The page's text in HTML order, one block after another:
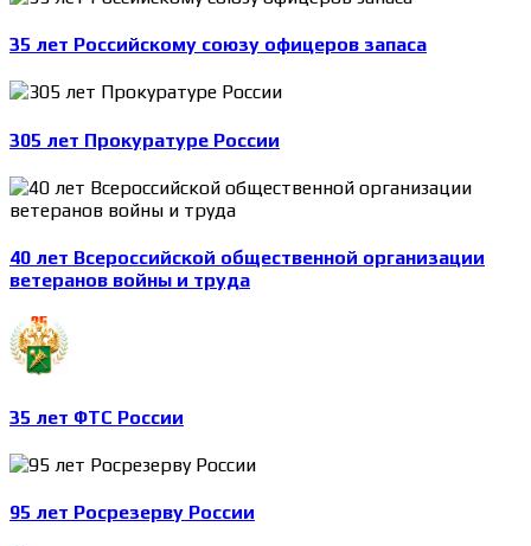
35 лет Российскому союзу офицеров запаса
305 лет Прокуратуре России
40 лет Всероссийской общественной организации
ветеранов войны и труда
35 лет ФТС России
95 лет Росрезерву России